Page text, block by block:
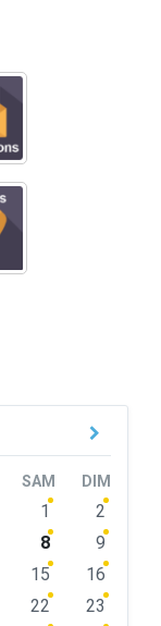
SAM DIM
1
2
8
9
15
16
22
23